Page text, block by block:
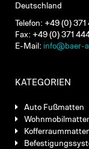
Deutschland
Telefon: +49 (0)
Fax: +49 (0) 371
E-Mail: info@baer-
KATEGORIEN
Auto Fußmatten